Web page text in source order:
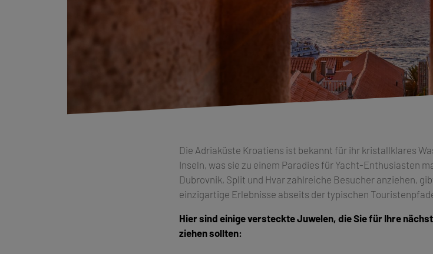
Die Adriaküste Kroatiens ist bekannt für ihr kristallklares
Inseln, was sie zu einem Paradies für Yacht-Enthusiasten
Dubrovnik, Split und Hvar zahlreiche Besucher anziehen,
einzigartige Erlebnisse abseits der typischen
Hier sind einige versteckte Juwelen, die Sie für Ihre
ziehen sollten: